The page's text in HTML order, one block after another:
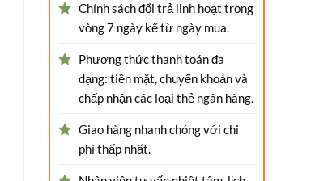
Chính sách đổi trả linh hoạt trong
vòng 7 ngày kể từ ngày mua.
Phương thức thanh toán đa
dạng: tiền mặt, chuyển khoản và
chấp nhận các loại thẻ ngân hàng.
Giao hàng nhanh chóng với chi
phí thấp nhất.